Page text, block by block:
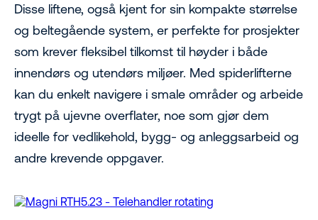
Disse liftene, også kjent for sin kompakte størrelse
og beltegående system, er perfekte for prosjekter
som krever fleksibel tilkomst til høyder i både
innendørs og utendørs miljøer. Med spiderlifterne
kan du enkelt navigere i smale områder og arbeide
trygt på ujevne overflater, noe som gjør dem
ideelle for vedlikehold, bygg- og anleggsarbeid og
andre krevende oppgaver.